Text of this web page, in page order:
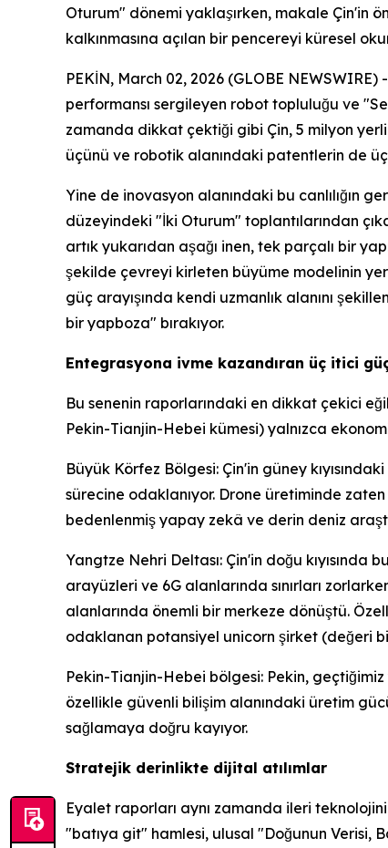
Oturum" dönemi yaklaşırken, makale Çin'in
kalkınmasına açılan bir pencereyi küresel
PEKİN, March 02, 2026 (GLOBE
performansı sergileyen robot topluluğu ve
zamanda dikkat çektiği gibi Çin, 5 milyon
üçünü ve robotik alanındaki patentlerin de
Yine de inovasyon alanındaki bu canlılığın
düzeyindeki "İki Oturum" toplantılarından
artık yukarıdan aşağı inen, tek parçalı bir
şekilde çevreyi kirleten büyüme modelinin
güç arayışında kendi uzmanlık alanını
bir yapboza" bırakıyor.
Entegrasyona ivme kazandıran üç itici
Bu senenin raporlarındaki en dikkat çekici
Pekin-Tianjin-Hebei kümesi) yalnızca
Büyük Körfez Bölgesi: Çin'in güney
sürecine odaklanıyor. Drone üretiminde
bedenlenmiş yapay zekâ ve derin deniz
Yangtze Nehri Deltası: Çin'in doğu
arayüzleri ve 6G alanlarında sınırları
alanlarında önemli bir merkeze dönüştü.
odaklanan potansiyel unicorn şirket (değeri
Pekin-Tianjin-Hebei bölgesi: Pekin,
özellikle güvenli bilişim alanındaki üretim
sağlamaya doğru kayıyor.
Stratejik derinlikte dijital atılımlar
Eyalet raporları aynı zamanda ileri
"batıya git" hamlesi, ulusal "Doğunun Verisi,